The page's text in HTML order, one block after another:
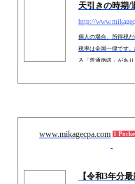
天引きの時期/
http://
個人の場合、所得税
税率は全国一律です
る「普通徴収」があ
www.mikagecpa.com 1
【令和3年分